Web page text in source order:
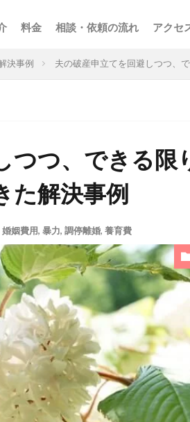
料金 相談・依頼の流れ アクセ
決事例 夫の破産申立てを回避しつつ、
つつ、できる限
た解決事例
婚姻費用, 暴力, 調停離婚, 養育費